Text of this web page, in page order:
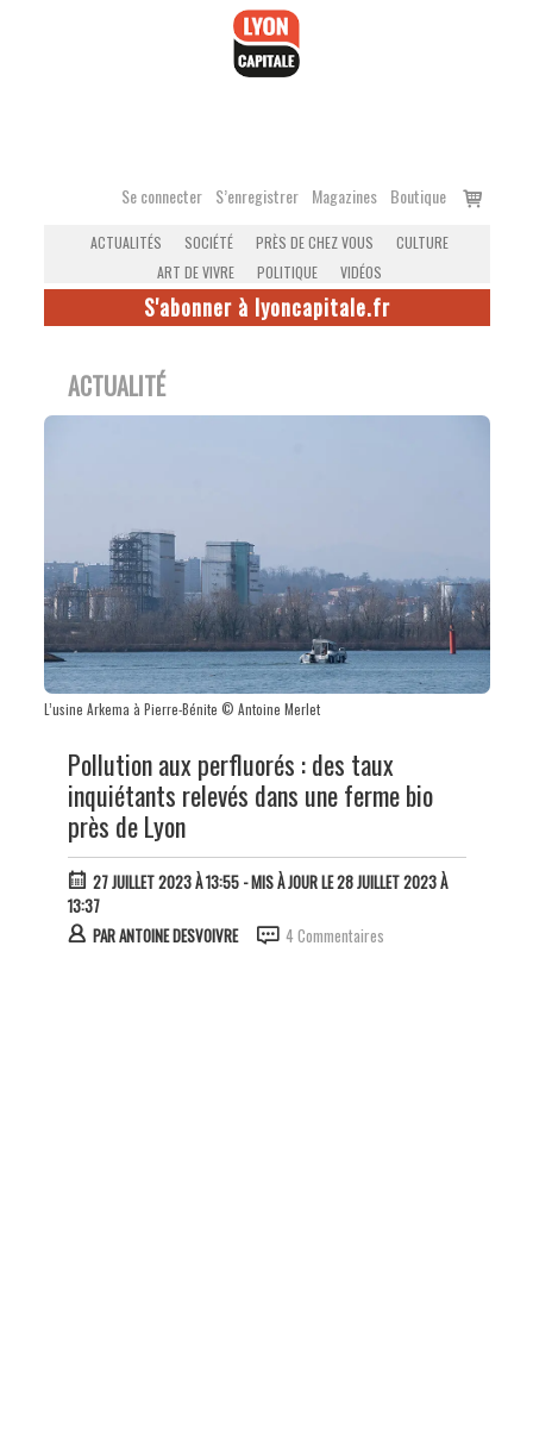
Se connecter S’enregistrer Magazines Boutique
Voir
ACTUALITÉS SOCIÉTÉ PRÈS DE CHEZ VOUS
CULTURE
ART DE VIVRE
POLITIQUE VIDÉOS
S'abonner à lyoncapitale.fr
ACTUALITÉ
L’usine Arkema à Pierre-Bénite © Antoine Merlet
Pollution aux perfluorés : des taux
inquiétants relevés dans une ferme bio
près de Lyon
27 JUILLET 2023 À 13:55- MIS À JOUR LE 28 JUILLET 2023 À
13:37
PARANTOINE DESVOIVRE 4 Commentaires